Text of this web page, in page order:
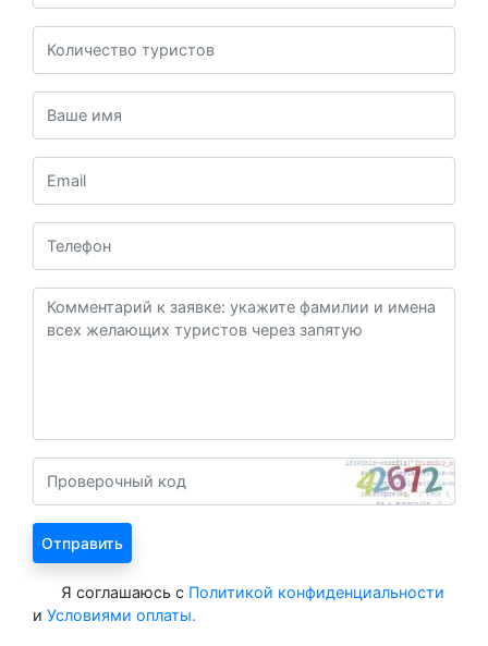
Я соглашаюсь с Политикой конфиденциальности
и Условиями оплаты.